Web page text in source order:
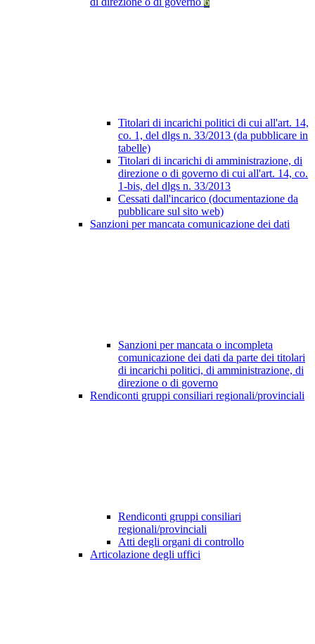
Titolari di incarichi politici di cui all'art. 14,
co. 1, del dlgs n. 33/2013 (da pubblicare in
tabelle)
Titolari di incarichi di amministrazione, di
direzione o di governo di cui all'art. 14, co.
1-bis, del dlgs n. 33/2013
Cessati dall'incarico (documentazione da
pubblicare sul sito web)
Sanzioni per mancata comunicazione dei dati
Sanzioni per mancata o incompleta
comunicazione dei dati da parte dei titolari
di incarichi politici, di amministrazione, di
direzione o di governo
Rendiconti gruppi consiliari regionali/provinciali
Rendiconti gruppi consiliari
regionali/provinciali
Atti degli organi di controllo
Articolazione degli uffici